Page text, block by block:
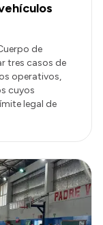
de
tres casos de
operativos,
cuyos
legal de